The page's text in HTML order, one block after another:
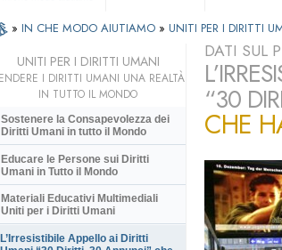
» IN CHE MODO AIUTIAMO » UNITI PER I DIRITTI
DATI SUL
“30
CHE
UNITI PER I DIRITTI UMANI
I DIRITTI UMANI UNA REALTÀ
IN TUTTO IL MONDO
Sostenere la Consapevolezza dei
Diritti Umani in tutto il Mondo
Educare le Persone sui Diritti
Umani in Tutto il Mondo
Materiali Educativi Multimediali
Uniti per i Diritti Umani
L’Irresistibile Appello ai Diritti